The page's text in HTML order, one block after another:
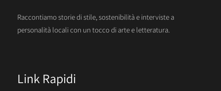
Raccontiamo storie di stile, sostenibilità e interviste a
personalità locali con un tocco di arte e letteratura.
Link Rapidi